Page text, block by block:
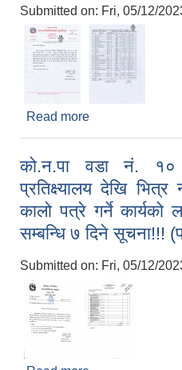
Submitted on: Fri, 05/12/
Read more
को.न.पा वडा नं. १०
प्रतिक्ष्यालय देखि
कालो पत्रे गर्ने कार्यको
सम्बन्धि ७ दिने सूचना!!!
Submitted on: Fri, 05/12/